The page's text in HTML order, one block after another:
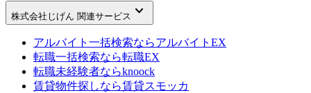
株式会社じげん 関連サービス keyboard_arrow_down
アルバイト一括検索ならアルバイトEX
転職一括検索なら転職EX
転職未経験者ならknoock
賃貸物件探しなら賃貸スモッカ